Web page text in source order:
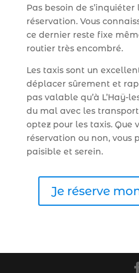
Pas besoin de
réservation. Vous
ce dernier reste fixe
routier très encombré.
Les taxis sont un
déplacer sûrement et
pas valable qu’à L’Haÿ-
du mal avec les
optez pour les taxis. Que
réservation ou non, vous
paisible et serein.
Je réserve